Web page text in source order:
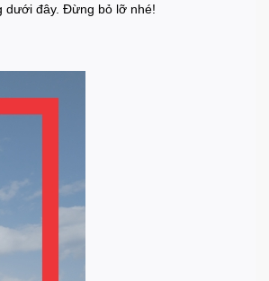
dưới đây. Đừng bỏ lỡ nhé!